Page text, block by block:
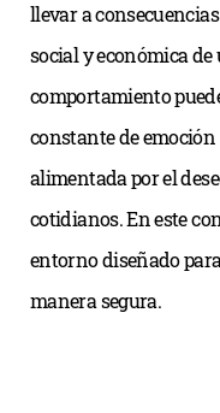
llevar a
social y económica
comportamiento
constante de
alimentada por el
cotidianos. En este
entorno diseñado
manera segura.